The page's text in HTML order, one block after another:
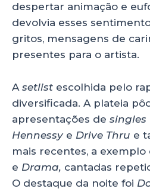
despertar animação e
devolvia esses
gritos, mensagens de
presentes para o artista.
A setlist escolhida pelo
diversificada. A plateia
apresentações de singles
Hennessye Drive Thru e
mais recentes, a exemplo
e Drama, cantadas
O destaque da noite foi